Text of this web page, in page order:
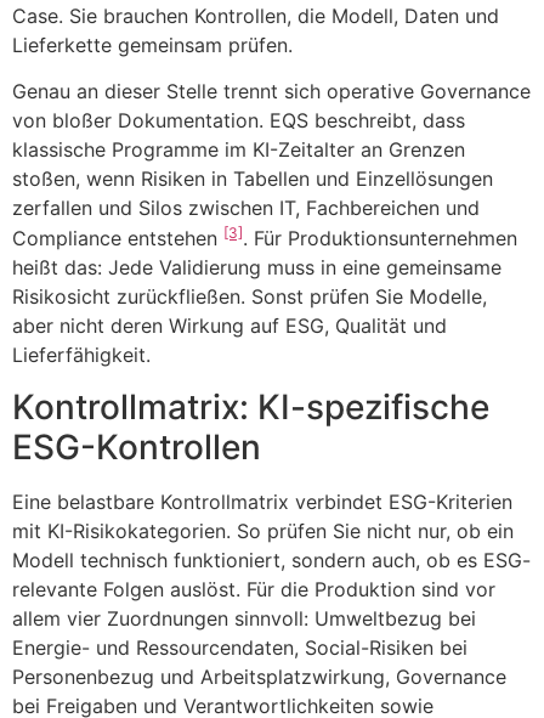
Case. Sie brauchen Kontrollen, die Modell, Daten und
Lieferkette gemeinsam prüfen.
Genau an dieser Stelle trennt sich operative Governance
von bloßer Dokumentation. EQS beschreibt, dass
klassische Programme im KI-Zeitalter an Grenzen
stoßen, wenn Risiken in Tabellen und Einzellösungen
zerfallen und Silos zwischen IT, Fachbereichen und
Compliance entstehen [3]. Für Produktionsunternehmen
heißt das: Jede Validierung muss in eine gemeinsame
Risikosicht zurückfließen. Sonst prüfen Sie Modelle,
aber nicht deren Wirkung auf ESG, Qualität und
Lieferfähigkeit.
Kontrollmatrix: KI-spezifische
ESG-Kontrollen
Eine belastbare Kontrollmatrix verbindet ESG-Kriterien
mit KI-Risikokategorien. So prüfen Sie nicht nur, ob ein
Modell technisch funktioniert, sondern auch, ob es ESG-
relevante Folgen auslöst. Für die Produktion sind vor
allem vier Zuordnungen sinnvoll: Umweltbezug bei
Energie- und Ressourcendaten, Social-Risiken bei
Personenbezug und Arbeitsplatzwirkung, Governance
bei Freigaben und Verantwortlichkeiten sowie